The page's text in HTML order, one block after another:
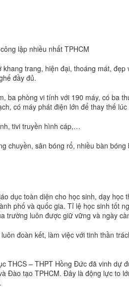
lập nhiều nhất TPHCM
trang, hiện đại, thoáng mát,
đầy đủ.
ba phòng vi tính với 190 máy, có ba
có máy phát điện lớn để thay thế lúc
tivi truyền hình cáp,…
chuyền, sân bóng rổ, nhiều bàn
dục toàn diện cho học sinh, dạy học
phố và quốc gia. Tỉ lệ học sinh tốt
trường luôn được giữ vững và ngày
đoàn kết, làm việc với tinh thần
THCS – THPT Hồng Đức đã vinh dự
Đào tạo TPHCM. Đây là động lực to